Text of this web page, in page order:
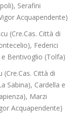
Serafini
Acquapendente)
(Cre.Cas. Città di
Federici
Bentivoglio (Tolfa)
Città di
Sabina), Cardella e
Marzi
Acquapendente)